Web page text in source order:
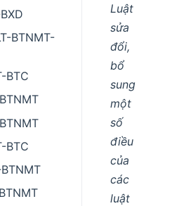
BTNMT-
BTC
BTC
Luật
sửa
đổi,
bổ
sung
một
số
điều
của
các
luật